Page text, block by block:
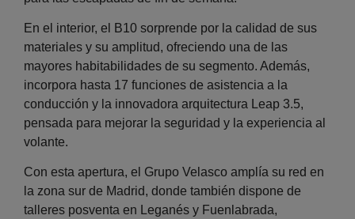
En el interior, el B10 sorprende por la calidad de sus
materiales y su amplitud, ofreciendo una de las
mayores habitabilidades de su segmento. Además,
incorpora hasta 17 funciones de asistencia a la
conducción y la innovadora arquitectura Leap 3.5,
pensada para mejorar la seguridad y la experiencia al
volante.
Con esta apertura, el Grupo Velasco amplía su red en
la zona sur de Madrid, donde también dispone de
talleres posventa en Leganés y Fuenlabrada,